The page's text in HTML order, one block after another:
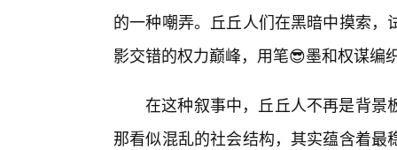
的一种嘲弄。丘丘人们在黑暗中摸索
影交错的权力巅峰，用笔😎墨和权谋编
在这种叙事中，丘丘人不再是背景
那看似混乱的社会结构，其实蕴含着